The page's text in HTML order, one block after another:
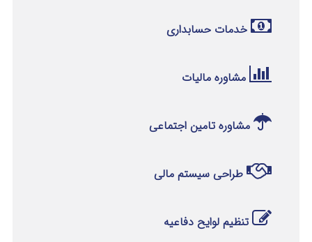
خدمات حسابداری
مشاوره مالیات
مشاوره تامین اجتماعی
طراحی سیستم مالی
تنظیم لوایح دفاعیه